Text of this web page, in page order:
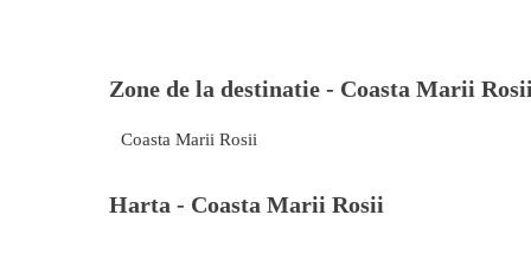
Zone de la destinatie - Coasta Marii
Coasta Marii Rosii
Harta - Coasta Marii Rosii